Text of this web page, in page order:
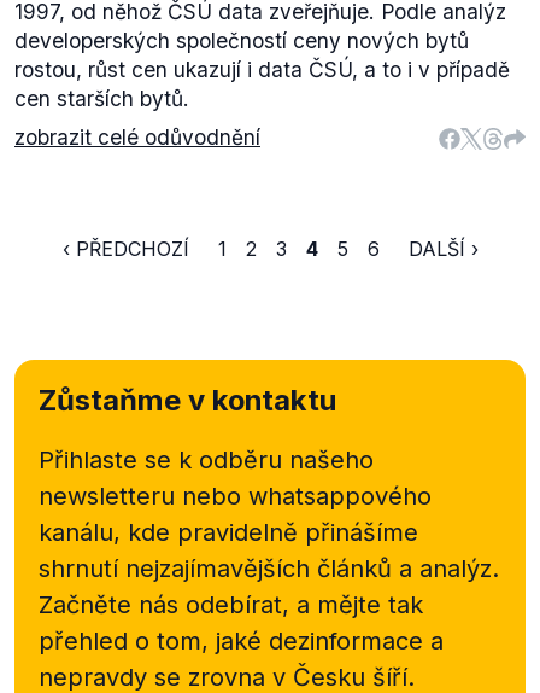
1997, od něhož ČSÚ data zveřejňuje. Podle analýz
developerských společností ceny nových bytů
rostou, růst cen ukazují i data ČSÚ, a to i v případě
cen starších bytů.
zobrazit celé odůvodnění
‹ PŘEDCHOZÍ 1 2 3 4 5 6 DALŠÍ ›
Zůstaňme v kontaktu
Přihlaste se k odběru našeho
newsletteru nebo whatsappového
kanálu, kde pravidelně přinášíme
shrnutí nejzajímavějších článků a analýz.
Začněte nás odebírat, a mějte tak
přehled o tom, jaké dezinformace a
nepravdy se zrovna v Česku šíří.